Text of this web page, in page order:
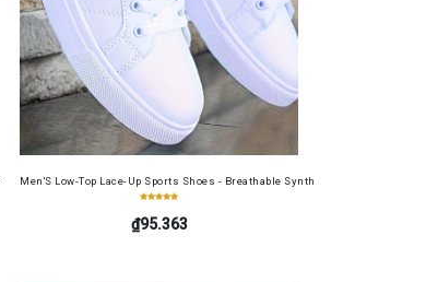
for Work, Business, Commuting, Office, Anniversary, Couples
for Redmi 13 4G
Bag for Daily Use, Fits Phone and Cosmetics, Square Bag
Men'S Low-Top Lace-Up Sports Shoes - Breathable Synthetic Material,
₫95.363